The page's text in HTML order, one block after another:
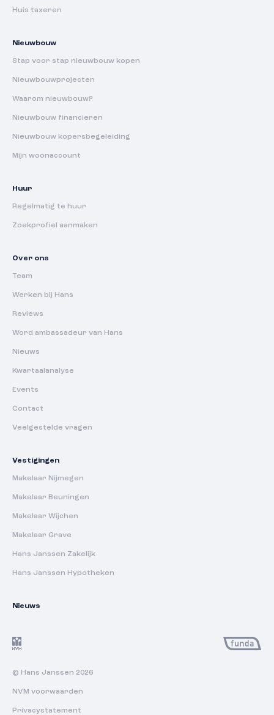
Huis taxeren
Nieuwbouw
Stap voor stap nieuwbouw kopen
Nieuwbouwprojecten
Waarom nieuwbouw?
Nieuwbouw financieren
Nieuwbouw kopersbegeleiding
Mijn woonaccount
Huur
Regelmatig te huur
Zoekprofiel aanmaken
Over ons
Team
Werken bij Hans
Reviews
Word ambassadeur van Hans
Nieuws
Kwartaalanalyse
Events
Contact
Veelgestelde vragen
Vestigingen
Makelaar Nijmegen
Makelaar Beuningen
Makelaar Wijchen
Makelaar Grave
Hans Janssen Zakelijk
Hans Janssen Hypotheken
Nieuws
© Hans Janssen 2026
NVM voorwaarden
Privacystatement